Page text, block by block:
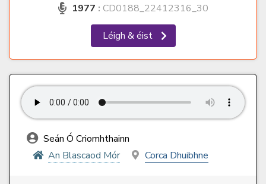
1977 : CD0188_22412316_30
Léigh & éist
Seán Ó Criomhthainn
An Blascaod Mór
Corca Dhuibhne